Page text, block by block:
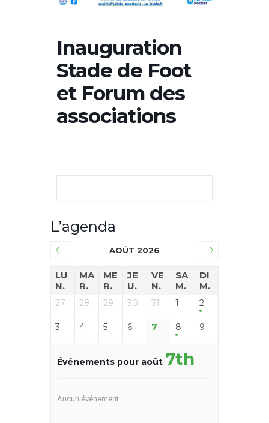
Inauguration
Stade de Foot
et Forum des
associations
L’agenda
AOÛT 2026
LU
N.
MA
R.
ME
R.
JE
U.
VE
N.
SA
M.
DI
M.
27 28 29 30 31 1 2
3 4 5 6 7 8 9
Événements pour août 7th
Aucun événement